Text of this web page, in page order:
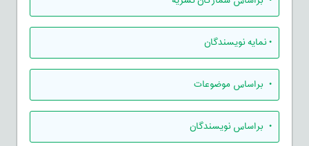
•نمایه نویسندگان
• براساس موضوعات
• براساس نویسندگان